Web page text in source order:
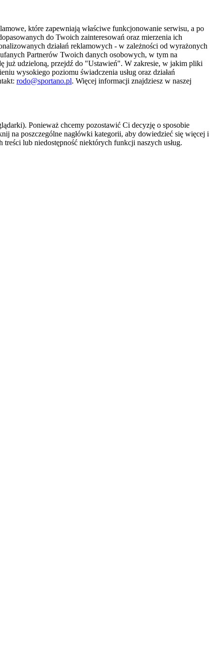
które zapewniają właściwe funkcjonowanie serwisu, a po
do Twoich zainteresowań oraz mierzenia ich
działań reklamowych - w zależności od wyrażonych
Partnerów Twoich danych osobowych, w tym na
już udzieloną, przejdź do "Ustawień". W zakresie, w jakim pliki
wysokiego poziomu świadczenia usług oraz działań
rodo@sportano.pl. Więcej informacji znajdziesz w naszej
Ponieważ chcemy pozostawić Ci decyzję o sposobie
na poszczególne nagłówki kategorii, aby dowiedzieć się więcej i
lub niedostępność niektórych funkcji naszych usług.